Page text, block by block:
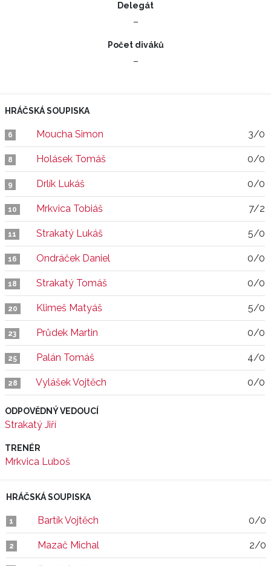
Delegát
–
Počet diváků
–
HRÁČSKÁ SOUPISKA
6 Moucha Simon 3/0
8 Holásek Tomáš 0/0
9 Drlík Lukáš 0/0
10 Mrkvica Tobiáš 7/2
11 Strakatý Lukáš 5/0
16 Ondráček Daniel 0/0
18 Strakatý Tomáš 0/0
20 Klimeš Matyáš 5/0
23 Průdek Martin 0/0
25 Palán Tomáš 4/0
28 Vylášek Vojtěch 0/0
ODPOVĚDNÝ VEDOUCÍ
Strakatý Jiří
TRENÉR
Mrkvica Luboš
HRÁČSKÁ SOUPISKA
1 Bartík Vojtěch 0/0
2 Mazač Michal 2/0